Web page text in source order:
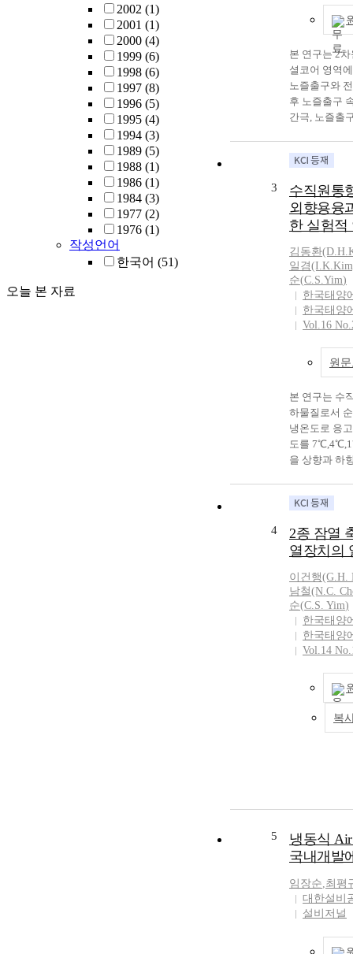
2002 (1)
2001 (1)
2000 (4)
1999 (6)
1998 (6)
1997 (8)
1996 (5)
1995 (4)
1994 (3)
1989 (5)
1988 (1)
1986 (1)
1984 (3)
1977 (2)
1976 (1)
작성언어
한국어 (51)
오늘 본 자료
본 연구는 2
셜코어 영역
노즐출구와
후 노즐출구
간극, 노즐출
를 설치했을
에 의해 충돌
지며, 또한 벽
홀과 홀사이
메쉬와 전열
경우 정체점
면분류영역
성능은 향상
경우에는 메
진체를 이용
investigate
transfer by
system at the
experiment
between
between
front of the
Increased due
rectangular
case
comes to
C=1mm,
and H/B. Also
has been
under the
plate without
3
수직원통
외향용융
한 실험적
김동환
일겸
순(C.S.Yim)
한국태양
한국태양
Vol.16
원
본 연구는 수
하물질로서
냉온도로 응
도를
을 상향과 하
율, 용융에너
구온도가
유입방향이
인 4℃ 부근에
하지 않고 일
체구간이 나
에 따라 물이
이에 따라 하
됨으로써 상
입구온도가
용융에너지
향인 경우가
experiment
conditions, i. e. , three different
directions of
downward).
bell-shaped
region
4
2종 잠열
열장치의
이건행(G.H.
남철(N.C.
순(C.S. Yim)
한국태양
한국태양
Vol.14
복
5
냉동식
국내개발
임장순,최평
대한설비
설비저널